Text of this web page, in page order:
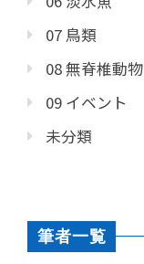
07 鳥類
08 無脊椎動物
09 イベント
未分類
筆者一覧